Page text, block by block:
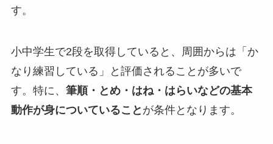
す。
小中学生で2段を取得していると、周囲からは「か
なり練習している」と評価されることが多いで
す。特に、 筆順・とめ・はね・はらいなどの基本
動作が身についていること が条件となります。